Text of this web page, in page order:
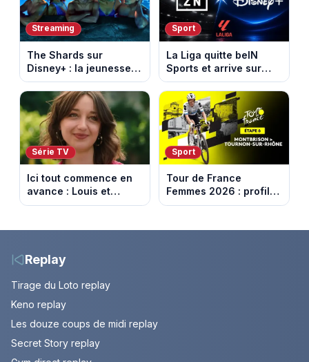
Streaming
The Shards sur
Disney+ : la jeunesse
dorée de Los Angeles
face à un tueur dans
les années 80
Sport
La Liga quitte beIN
Sports et arrive sur
DAZN et Disney+ en
France
Série TV
Ici tout commence en
avance : Louis et
Jasmine enfin en
août 2026 (spoiler)
Sport
Tour de France
Femmes 2026 : profil
et horaires de la 6e
Montbrison et
Replay
Tirage du Loto replay
Keno replay
Les douze coups de midi replay
Secret Story replay